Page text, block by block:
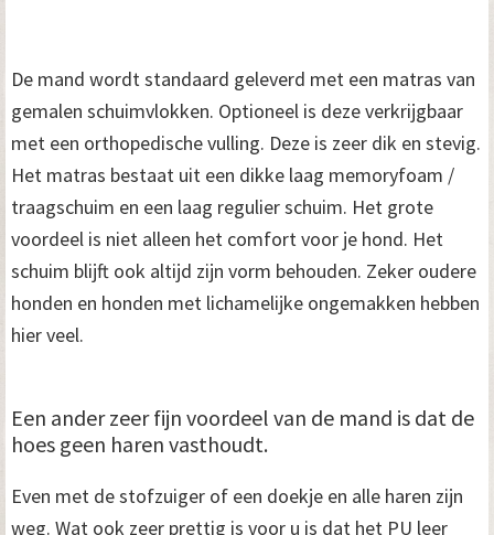
De mand wordt standaard geleverd met een matras van
gemalen schuimvlokken. Optioneel is deze verkrijgbaar
met een orthopedische vulling. Deze is zeer dik en stevig.
Het matras bestaat uit een dikke laag memoryfoam /
traagschuim en een laag regulier schuim. Het grote
voordeel is niet alleen het comfort voor je hond. Het
schuim blijft ook altijd zijn vorm behouden. Zeker oudere
honden en honden met lichamelijke ongemakken hebben
hier veel.
Een ander zeer fijn voordeel van de mand is dat de
hoes geen haren vasthoudt.
Even met de stofzuiger of een doekje en alle haren zijn
weg. Wat ook zeer prettig is voor u is dat het PU leer